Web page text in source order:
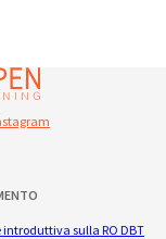
introduttiva sulla RO DBT